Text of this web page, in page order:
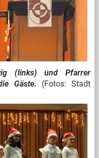
(links) und Pfarrer
Gäste. (Fotos: Stadt